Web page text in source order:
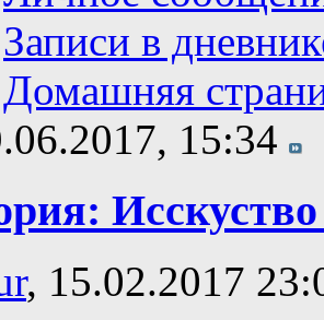
Записи в
Домашняя
15:34
, 15.02.2017